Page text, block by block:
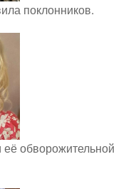
поклонников.
обворожительной